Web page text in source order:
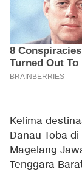
Kelima
Danau Toba
Magelang
Tenggara